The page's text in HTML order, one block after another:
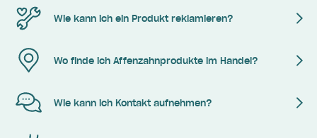
Wie kann ich ein Produkt reklamieren?
Wo finde ich Affenzahnprodukte im Handel?
Wie kann ich Kontakt aufnehmen?